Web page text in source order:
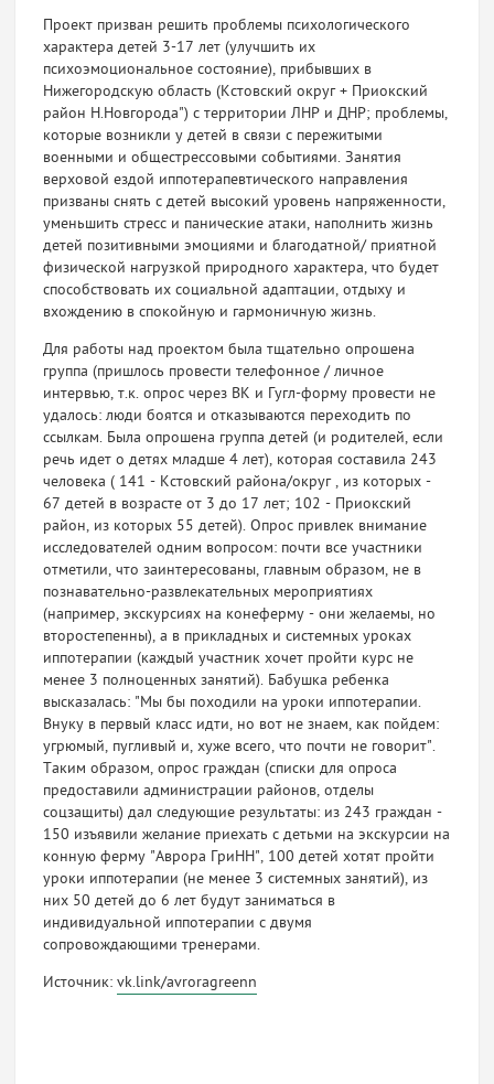
Проект призван решить проблемы психологического
характера детей 3-17 лет (улучшить их
психоэмоциональное состояние), прибывших в
Нижегородскую область (Кстовский округ + Приокский
район Н.Новгорода") с территории ЛНР и ДНР; проблемы,
которые возникли у детей в связи с пережитыми
военными и общестрессовыми событиями. Занятия
верховой ездой иппотерапевтического направления
призваны снять с детей высокий уровень напряженности,
уменьшить стресс и панические атаки, наполнить жизнь
детей позитивными эмоциями и благодатной/ приятной
физической нагрузкой природного характера, что будет
способствовать их социальной адаптации, отдыху и
вхождению в спокойную и гармоничную жизнь.
Для работы над проектом была тщательно опрошена
группа (пришлось провести телефонное / личное
интервью, т.к. опрос через ВК и Гугл-форму провести не
удалось: люди боятся и отказываются переходить по
ссылкам. Была опрошена группа детей (и родителей, если
речь идет о детях младше 4 лет), которая составила 243
человека ( 141 - Кстовский района/округ , из которых -
67 детей в возрасте от 3 до 17 лет; 102 - Приокский
район, из которых 55 детей). Опрос привлек внимание
исследователей одним вопросом: почти все участники
отметили, что заинтересованы, главным образом, не в
познавательно-развлекательных мероприятиях
(например, экскурсиях на конеферму - они желаемы, но
второстепенны), а в прикладных и системных уроках
иппотерапии (каждый участник хочет пройти курс не
менее 3 полноценных занятий). Бабушка ребенка
высказалась: "Мы бы походили на уроки иппотерапии.
Внуку в первый класс идти, но вот не знаем, как пойдем:
угрюмый, пугливый и, хуже всего, что почти не говорит".
Таким образом, опрос граждан (списки для опроса
предоставили администрации районов, отделы
соцзащиты) дал следующие результаты: из 243 граждан -
150 изъявили желание приехать с детьми на экскурсии на
конную ферму "Аврора ГриНН", 100 детей хотят пройти
уроки иппотерапии (не менее 3 системных занятий), из
них 50 детей до 6 лет будут заниматься в
индивидуальной иппотерапии с двумя
сопровождающими тренерами.
Источник:vk.link/avroragreenn